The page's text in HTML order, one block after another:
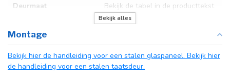
Deurmaat Bekijk de tabel in de producttekst
N.v.t.
Afdekkap
Incl. zwart kapje
Bekijk alles
Montage
Bekijk hier de handleiding voor een stalen glaspaneel. Bekijk hier
de handleiding voor een stalen taatsdeur.